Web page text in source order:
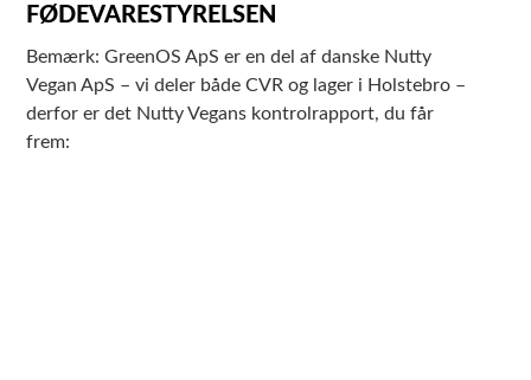
FØDEVARESTYRELSEN
Bemærk: GreenOS ApS er en del af danske Nutty
Vegan ApS – vi deler både CVR og lager i Holstebro –
derfor er det Nutty Vegans kontrolrapport, du får
frem: